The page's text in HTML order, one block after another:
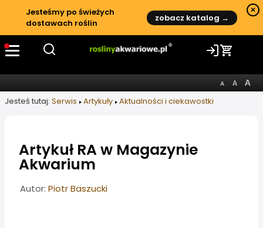
Jesteśmy po świeżych
dostawach roślin
zobacz katalog →
×
Jesteś tutaj: Serwis Artykuły Aktualności i ciekawostki
Artykuł RA w Magazynie
Akwarium
Informacje o artykule
Autor: Piotr Baszucki